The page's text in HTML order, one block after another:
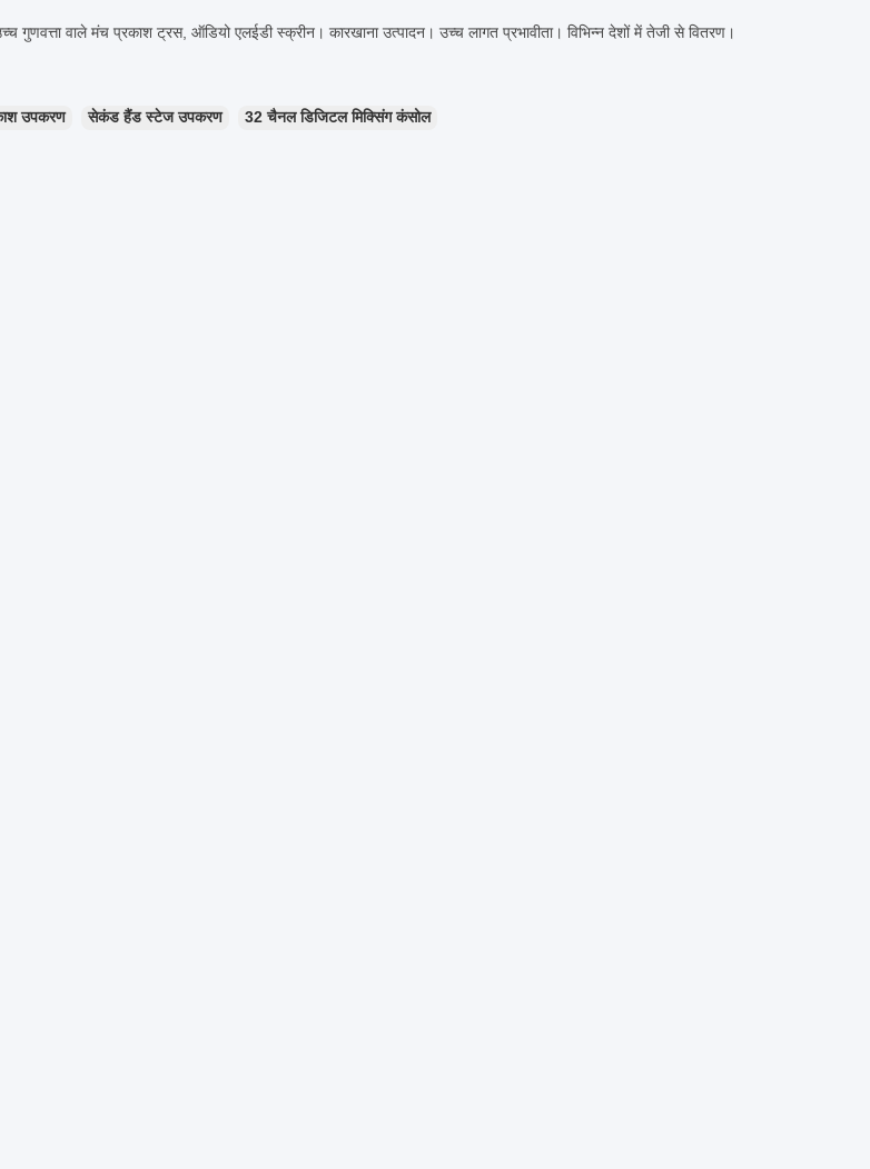
गुणवत्ता वाले मंच प्रकाश ट्रस, ऑडियो एलईडी स्क्रीन। कारखाना उत्पादन। उच्च लागत प्रभावीता। विभिन्न देशों में तेजी से वितरण।
उपकरण सेकंड हैंड स्टेज उपकरण 32 चैनल डिजिटल मिक्सिंग कंसोल